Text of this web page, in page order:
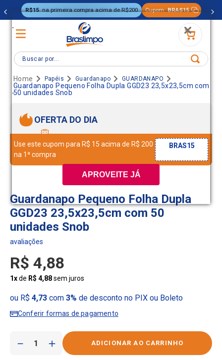
.
.
APROVEITE JÁ
R$15 na primeira compra acima de R$200 Cupom: BRAS15
Buscar por...
Papéis Guardanapo GUARDANAPO
Guardanapo Pequeno Folha Dupla GGD23 23,5x23,5cm com
50 unidades Snob
OFERTA DO DIA
Use este cupom para R$ 15 acima de R$ 200
na 1ª compra
BRAS15
Guardanapo Pequeno Folha Dupla
GGD23 23,5x23,5cm com 50
unidades Snob
R$ 4,88
1xde R$ 4,88sem juros
ou R$ 4,73com 3% de desconto no PIX ou Boleto
Conferir formas de pagamento
＋
－